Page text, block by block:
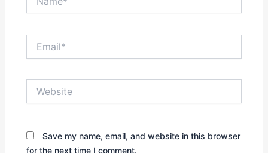
Save my name, email, and website in this browser
for the next time I comment.